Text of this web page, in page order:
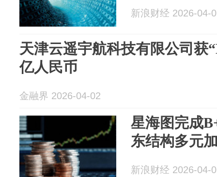
新浪财经 2026-04-
天津云遥宇航科技有限公司获
亿人民币
金融界 2026-04-02
星海图完成
东结构多元
新浪财经 2026-04-